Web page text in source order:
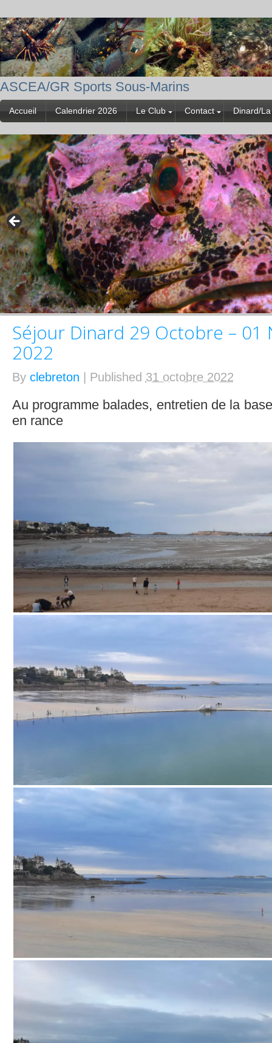
ASCEA/GR Sports Sous-Marins
Accueil Calendrier 2026 Le Club Contact Dinard/
Séjour Dinard 29 Octobre – 01
2022
By clebreton Published 31 octobre 2022
Au programme balades, entretien de la
en rance